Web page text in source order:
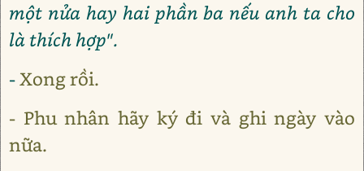
một nửa hay hai phần ba nếu anh ta cho
là thích hợp".
-Xong rồi.
- Phu nhân hãy ký đi và ghi ngày vào
nữa.